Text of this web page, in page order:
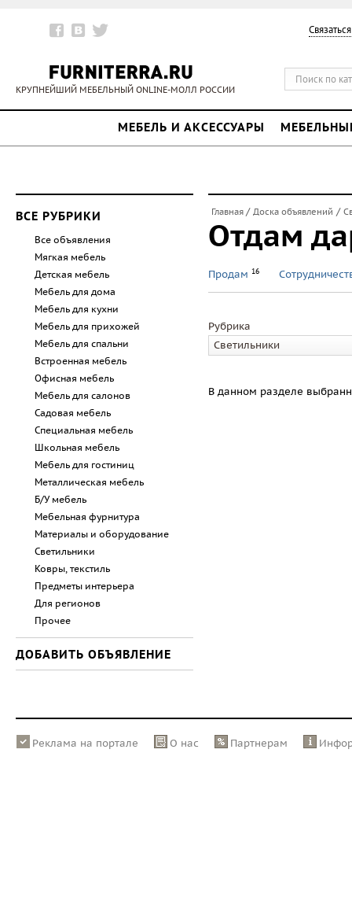
КРУПНЕЙШИЙ МЕБЕЛЬНЫЙ ONLINE-МОЛЛ РОССИИ
МЕБЕЛЬ И АКСЕССУАРЫ
Главная / Доска объявлений /
Отдам
Продам 16
Рубрика
Светильники
В данном разделе
ВСЕ РУБРИКИ
Все объявления
Мягкая мебель
Детская мебель
Мебель для дома
Мебель для кухни
Мебель для прихожей
Мебель для спальни
Встроенная мебель
Офисная мебель
Мебель для салонов
Садовая мебель
Специальная мебель
Школьная мебель
Мебель для гостиниц
Металлическая мебель
Б/У мебель
Мебельная фурнитура
Материалы и оборудование
Светильники
Ковры, текстиль
Предметы интерьера
Для регионов
Прочее
ДОБАВИТЬ ОБЪЯВЛЕНИЕ
Реклама на портале О нас Партнерам